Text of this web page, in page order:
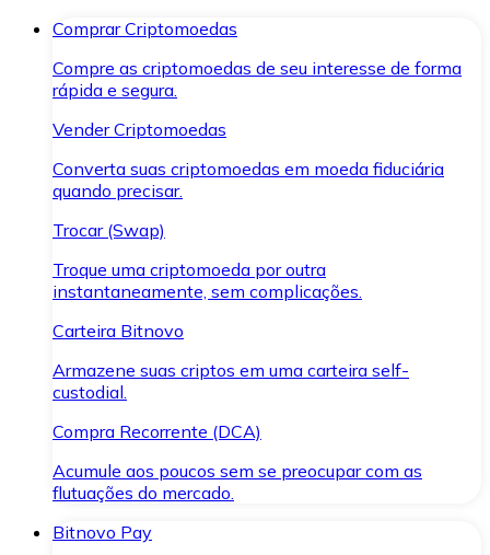
Comprar Criptomoedas
Compre as criptomoedas de seu interesse de forma
rápida e segura.
Vender Criptomoedas
Converta suas criptomoedas em moeda fiduciária
quando precisar.
Trocar (Swap)
Troque uma criptomoeda por outra
instantaneamente, sem complicações.
Carteira Bitnovo
Armazene suas criptos em uma carteira self-
custodial.
Compra Recorrente (DCA)
Acumule aos poucos sem se preocupar com as
flutuações do mercado.
Bitnovo Pay